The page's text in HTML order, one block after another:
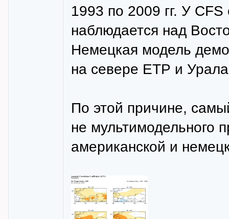
1993 по 2009 гг. У
наблюдается над
Немецкая модель
на севере ЕТР и
По этой причине,
не мультимодельного
американской и